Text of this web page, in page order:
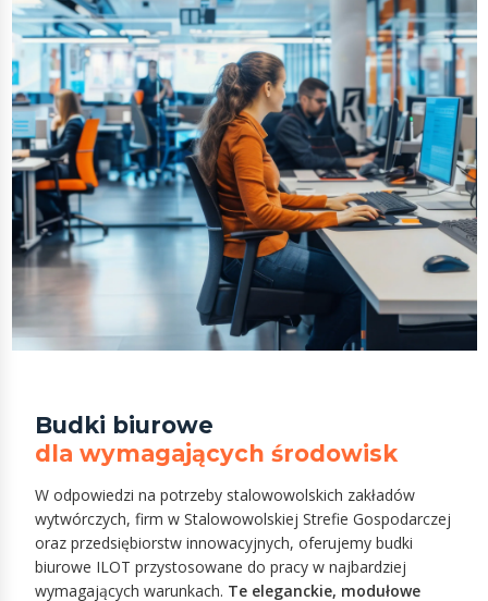
Budki biurowe
dla wymagających środowisk
W odpowiedzi na potrzeby stalowowolskich zakładów
wytwórczych, firm w Stalowowolskiej Strefie Gospodarczej
oraz przedsiębiorstw innowacyjnych, oferujemy budki
biurowe ILOT przystosowane do pracy w najbardziej
wymagających warunkach. Te eleganckie, modułowe